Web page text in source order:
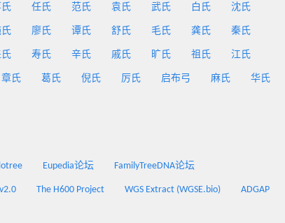
任氏 范氏 袁氏 武氏 白氏 沈氏
廖氏 谭氏 舒氏 毛氏 龚氏 秦氏
寿氏 辛氏 戚氏 旷氏 祖氏 江氏
章氏 葛氏 倪氏 厉氏 启布弓 麻氏 华氏
Eupedia论坛 FamilyTreeDNA论坛
The H600 Project WGS Extract (WGSE.bio) ADGAP